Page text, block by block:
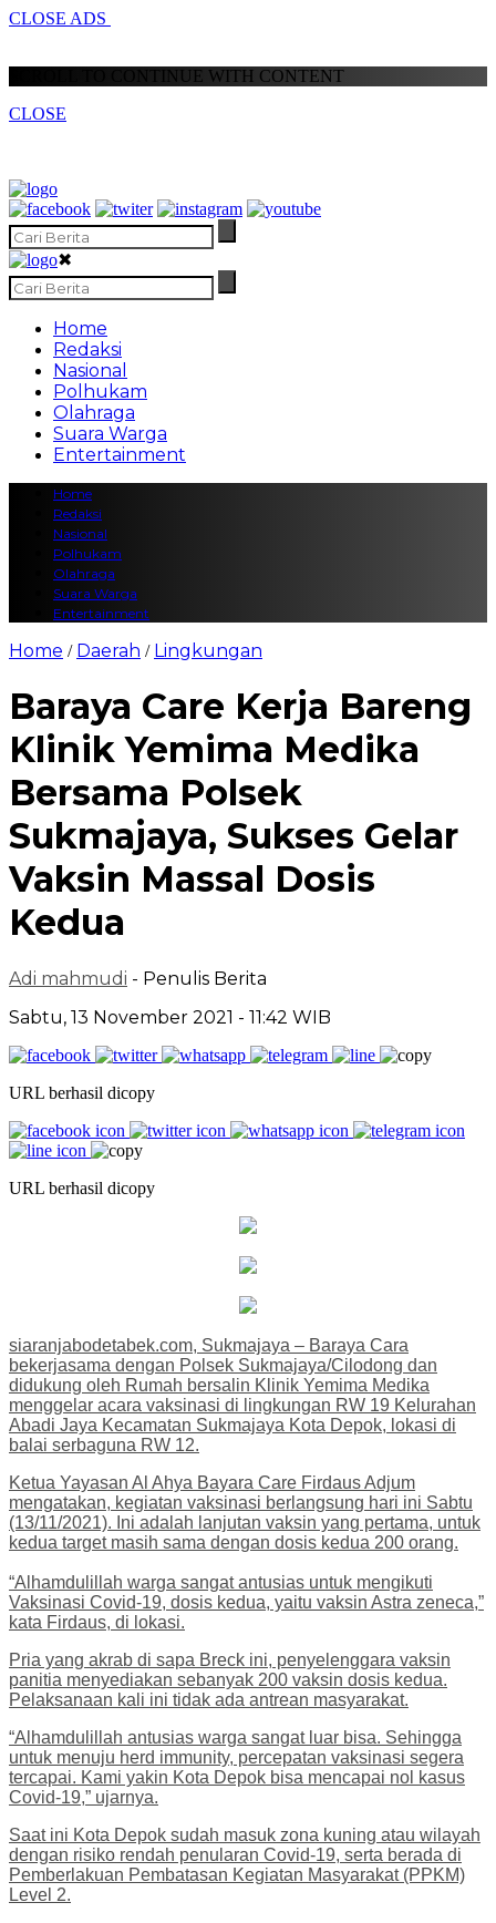
CLOSE ADS
SCROLL TO CONTINUE WITH CONTENT
CLOSE
✖
Home
Redaksi
Nasional
Polhukam
Olahraga
Suara Warga
Entertainment
Home
Redaksi
Nasional
Polhukam
Olahraga
Suara Warga
Entertainment
Home / Daerah / Lingkungan
Baraya Care Kerja Bareng
Klinik Yemima Medika
Bersama Polsek
Sukmajaya, Sukses Gelar
Vaksin Massal Dosis
Kedua
Adi mahmudi - Penulis Berita
Sabtu, 13 November 2021 - 11:42 WIB
URL berhasil dicopy
URL berhasil dicopy
siaranjabodetabek.com, Sukmajaya – Baraya Cara
bekerjasama dengan Polsek Sukmajaya/Cilodong dan
didukung oleh Rumah bersalin Klinik Yemima Medika
menggelar acara vaksinasi di lingkungan RW 19 Kelurahan
Abadi Jaya Kecamatan Sukmajaya Kota Depok, lokasi di
balai serbaguna RW 12.
Ketua Yayasan Al Ahya Bayara Care Firdaus Adjum
mengatakan, kegiatan vaksinasi berlangsung hari ini Sabtu
(13/11/2021). Ini adalah lanjutan vaksin yang pertama, untuk
kedua target masih sama dengan dosis kedua 200 orang.
“Alhamdulillah warga sangat antusias untuk mengikuti
Vaksinasi Covid-19, dosis kedua, yaitu vaksin Astra zeneca,”
kata Firdaus, di lokasi.
Pria yang akrab di sapa Breck ini, penyelenggara vaksin
panitia menyediakan sebanyak 200 vaksin dosis kedua.
Pelaksanaan kali ini tidak ada antrean masyarakat.
“Alhamdulillah antusias warga sangat luar bisa. Sehingga
untuk menuju herd immunity, percepatan vaksinasi segera
tercapai. Kami yakin Kota Depok bisa mencapai nol kasus
Covid-19,” ujarnya.
Saat ini Kota Depok sudah masuk zona kuning atau wilayah
dengan risiko rendah penularan Covid-19, serta berada di
Pemberlakuan Pembatasan Kegiatan Masyarakat (PPKM)
Level 2.